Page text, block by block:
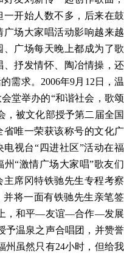
开始人数不多，后来在鼓
场大家唱活动影响越来越
、广场每天晚上都成为了歌
抒发情怀、陶冶情操，还
需求。2006年9月12日，温
堂举办的“和谐社会，歌颂
，被文化部授予第二届全国
唯一荣获该称号的文化广
视台“四进社区”活动在福
“激情广场大家唱”歌友们
席冈特铁驰先生专程考察
并将一面有铁驰先生亲笔签
，和平—友谊—合作—发展
予温泉之声合唱团，并赞誉
州虽然只有24小时，但给我